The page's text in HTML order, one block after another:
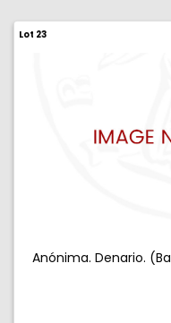
Lot 23
Anónima. Denario.